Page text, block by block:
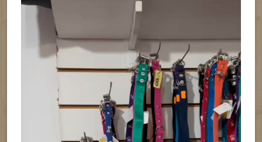
Reproductor